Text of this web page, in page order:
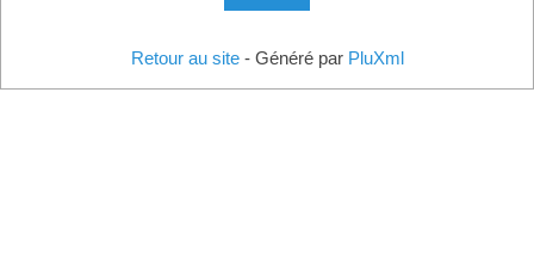
Retour au site- Généré par PluXml